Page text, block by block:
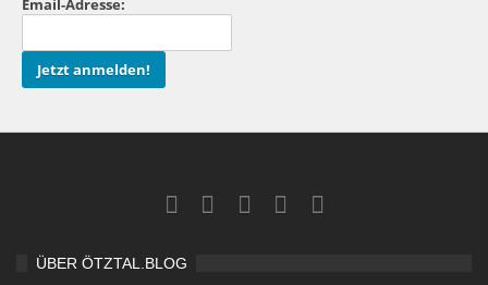
Email-Adresse:
ÜBER ÖTZTAL.BLOG